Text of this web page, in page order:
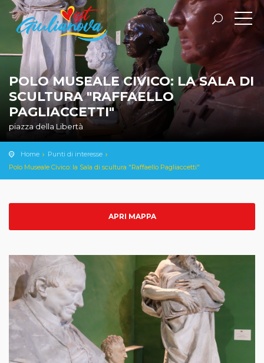
POLO MUSEALE CIVICO: LA SALA DI
SCULTURA "RAFFAELLO
PAGLIACCETTI"
piazza della Libertà
Home
Punti di interesse
Polo Museale Civico: la Sala di scultura "Raffaello Pagliaccetti"
APRI MAPPA